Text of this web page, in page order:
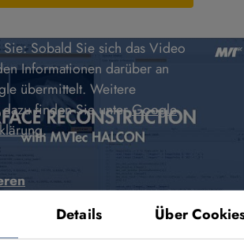
Details Über
Sie: Sobald Sie sich das Video
Informationen darüber an
übermittelt. Weitere
finden Sie unterGoogle
.